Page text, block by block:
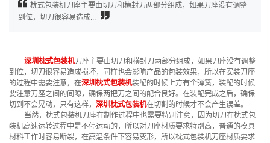
枕式包装机刀座主要由切刀和横封刀两部分组成，如果刀座没有调整
到位，切刀很容易造成...
深圳枕式包装机刀座主要由切刀和横封刀两部分组成，如果刀座没有调整
到位，切刀很容易造成损坏，同样也会影响产品的包装效果，所以在安装刀座
的过程中需要注意，在深圳枕式包装机装配的时候上方有个弹簧，装配的时候
要注意刀座之间的间隙，确保两把刀之间的配合良好。在装配完成之后，确保
切到不会晃动，只有这样， 深圳枕式包装机在切割的时候才不会产生误差。
当然，枕式包装机刀座在制作过程中也需要特别注意，因为切刀在枕式包
装机高速运转过程中是不停运动的，所以对刀座材质要求特别高，普通的模具
材料工作时容易断裂，在高温条件下容易变形，所以枕式包装机刀座材质要求